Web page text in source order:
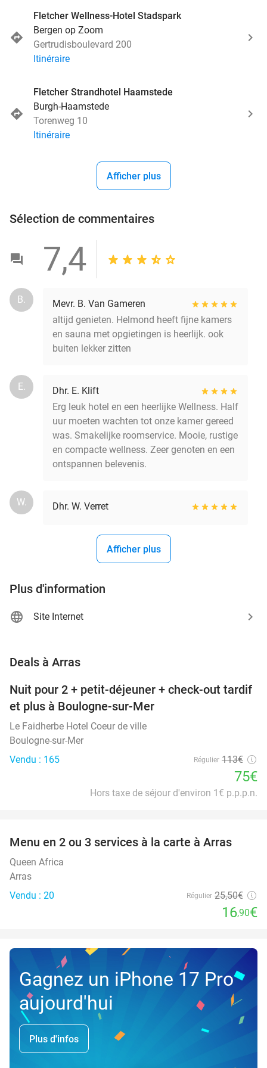
Fletcher Wellness-Hotel Stadspark
Bergen op Zoom
Gertrudisboulevard 200
Itinéraire
Fletcher Strandhotel Haamstede
Burgh-Haamstede
Torenweg 10
Itinéraire
Afficher plus
Sélection de commentaires
7,4
B.
Mevr. B. Van Gameren
altijd genieten. Helmond heeft fijne kamers
en sauna met opgietingen is heerlijk. ook
buiten lekker zitten
E.
Dhr. E. Klift
Erg leuk hotel en een heerlijke Wellness. Half
uur moeten wachten tot onze kamer gereed
was. Smakelijke roomservice. Mooie, rustige
en compacte wellness. Zeer genoten en een
ontspannen belevenis.
W. Dhr. W. Verret
Afficher plus
Plus d'information
Site Internet
Deals à Arras
34%
NEW
TODAY
Nuit pour 2 + petit-déjeuner + check-out tardif
et plus à Boulogne-sur-Mer
Le Faidherbe Hotel Coeur de ville
Boulogne-sur-Mer
Vendu : 165
Régulier 113€
75€
Hors taxe de séjour d'environ 1€ p.p.p.n.
34%
Menu en 2 ou 3 services à la carte à Arras
Queen Africa
Arras
Vendu : 20
Régulier 25,50€
16,90€
Gagnez un iPhone 17 Pro
aujourd'hui
Plus d'infos